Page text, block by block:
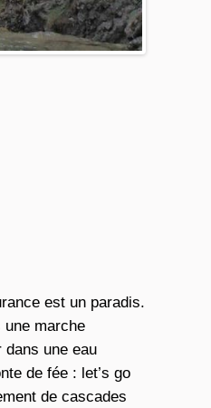
est un paradis.
une marche
dans une eau
de fée : let’s go
de cascades